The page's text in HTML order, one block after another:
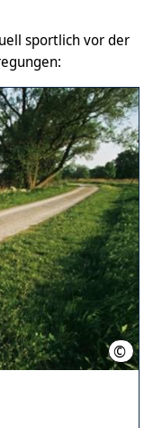
sportlich vor der
©